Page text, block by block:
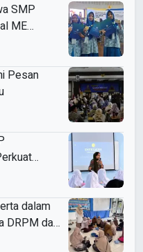
SMP
ME
Pesan
dalam
DRPM dan